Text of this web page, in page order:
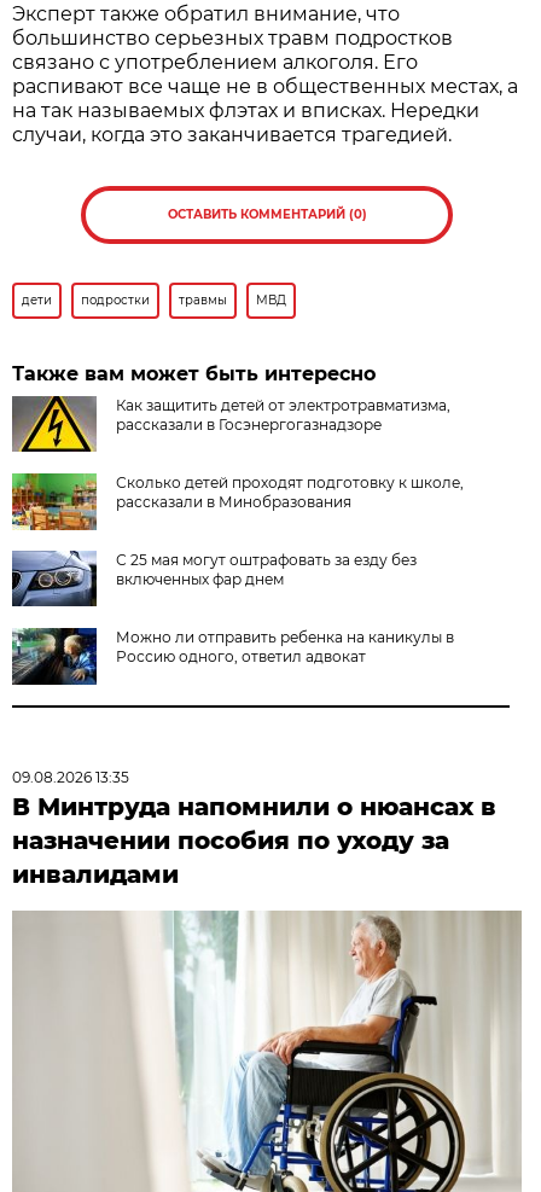
Эксперт также обратил внимание, что
большинство серьезных травм подростков
связано с употреблением алкоголя. Его
распивают все чаще не в общественных местах, а
на так называемых флэтах и вписках. Нередки
случаи, когда это заканчивается трагедией.
ОСТАВИТЬ КОММЕНТАРИЙ (0)
дети подростки травмы МВД
Также вам может быть интересно
Как защитить детей от электротравматизма,
рассказали в Госэнергогазнадзоре
Сколько детей проходят подготовку к школе,
рассказали в Минобразования
С 25 мая могут оштрафовать за езду без
включенных фар днем
Можно ли отправить ребенка на каникулы в
Россию одного, ответил адвокат
09.08.2026 13:35
В Минтруда напомнили о нюансах в
назначении пособия по уходу за
инвалидами